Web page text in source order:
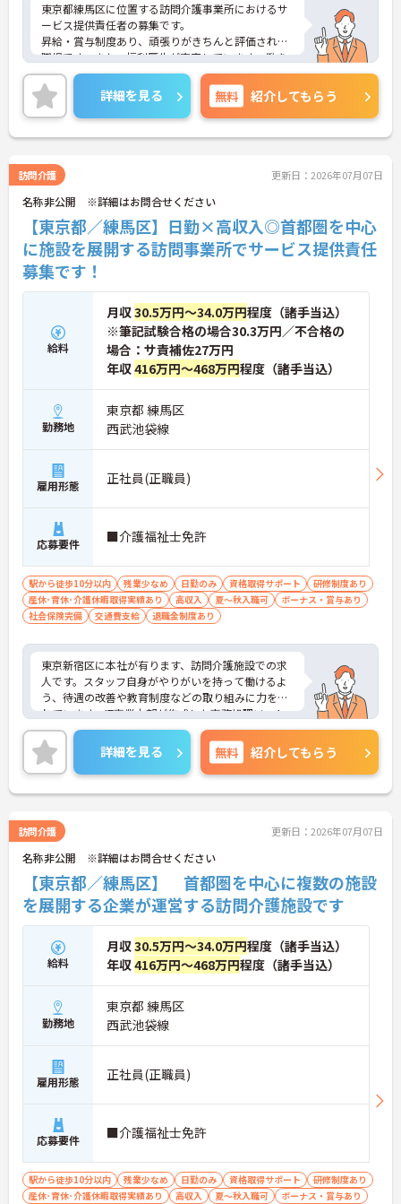
東京都練馬区に位置する訪問介護事業所におけるサ
ービス提供責任者の募集です。
昇給・賞与制度あり、頑張りがきちんと評価される
職場です。また、福利厚生が充実しています。働き
やすい環境がととのってあり、安心して長くご勤務
いただけます。
ご興味のある方には、面接対策ポイントなど、さら
に詳細をご案内しますのでお気軽にご相談くださ
い！
詳細を見る 無料 紹介してもらう
訪問介護 更新日：2026年07月07日
名称非公開 ※詳細はお問合せください
【東京都／練馬区】日勤×高収入◎首都圏を中心
に施設を展開する訪問事業所でサービス提供責任
募集です！
給料
月収30.5万円～34.0万円程度（諸手当込）
※筆記試験合格の場合30.3万円／不合格の
場合：サ責補佐27万円
年収416万円～468万円程度（諸手当込）
勤務地
東京都 練馬区
西武池袋線
雇用形態 正社員(正職員)
応募要件 ■介護福祉士免許
駅から徒歩10分以内 残業少なめ 日勤のみ 資格取得サポート
研修制度あり
産休･育休･介護休暇取得実績あり
高収入 夏～秋入職可
ボーナス・賞与あり
社会保険完備
交通費支給 退職金制度あり
東京新宿区に本社が有ります、訪問介護施設での求
人です。スタッフ自身がやりがいを持って働けるよ
う、待遇の改善や教育制度などの取り組みに力を入
れています。IT事業本部が作成した事務処理ソフト
を導入しており、事務作業は少なく、その分ご利用
者様への対応を重視することもできます。入社後の
研修はもちろん、介護技術研修、PC研修、マナー研
修、資格取得のための勉強会等ステップに応じて用
意されており安心してご就業いただけます。
細などお話しいたしますのでお気軽にお問い合わせ
下さい。
詳細を見る 無料 紹介してもらう
訪問介護 更新日：2026年07月07日
名称非公開 ※詳細はお問合せください
【東京都／練馬区】 首都圏を中心に複数の施設
を展開する企業が運営する訪問介護施設です
給料
月収30.5万円～34.0万円程度（諸手当込）
年収416万円～468万円程度（諸手当込）
勤務地
東京都 練馬区
西武池袋線
雇用形態 正社員(正職員)
応募要件 ■介護福祉士免許
駅から徒歩10分以内 残業少なめ 日勤のみ 資格取得サポート
研修制度あり
産休･育休･介護休暇取得実績あり
高収入 夏～秋入職可
ボーナス・賞与あり